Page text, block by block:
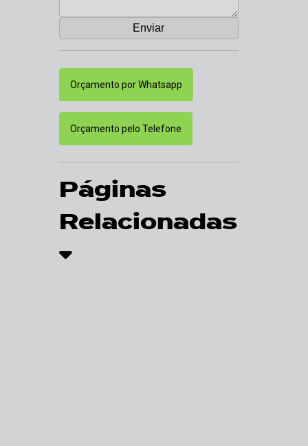
Orçamento por Whatsapp
Orçamento pelo Telefone
Páginas
Relacionadas